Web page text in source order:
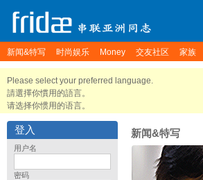
新闻&特写 时尚娱乐 Money 交友社区 家族
Please select your preferred language.
請選擇你慣用的語言。
请选择你惯用的语言。
登入
用户名
密码
新闻&特写